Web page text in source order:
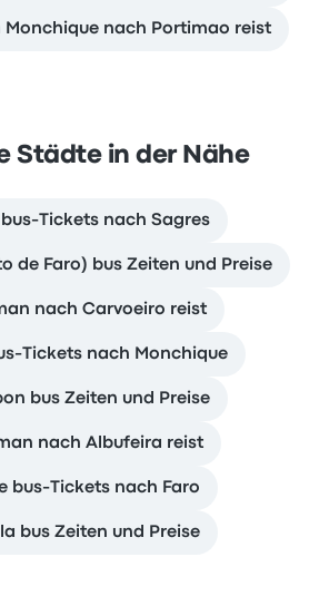
Monchique nach Portimao reist
Städte in der Nähe
bus-Tickets nach Sagres
de Faro) bus Zeiten und Preise
nach Carvoeiro reist
Tickets nach Monchique
bus Zeiten und Preise
nach Albufeira reist
bus-Tickets nach Faro
bus Zeiten und Preise